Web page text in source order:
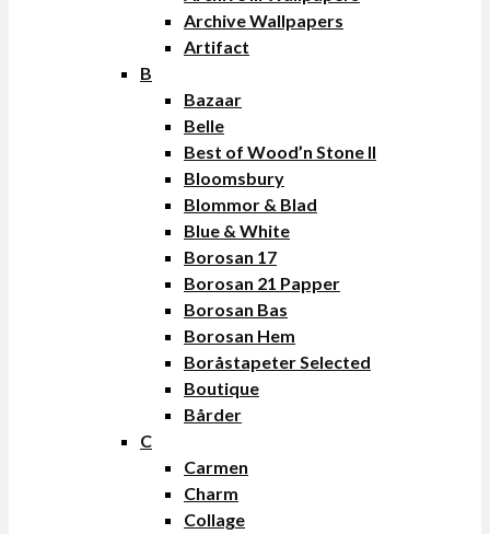
Archive Wallpapers
Artifact
B
Bazaar
Belle
Best of Wood’n Stone II
Bloomsbury
Blommor & Blad
Blue & White
Borosan 17
Borosan 21 Papper
Borosan Bas
Borosan Hem
Boråstapeter Selected
Boutique
Bårder
C
Carmen
Charm
Collage